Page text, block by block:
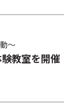
～
教室を開催